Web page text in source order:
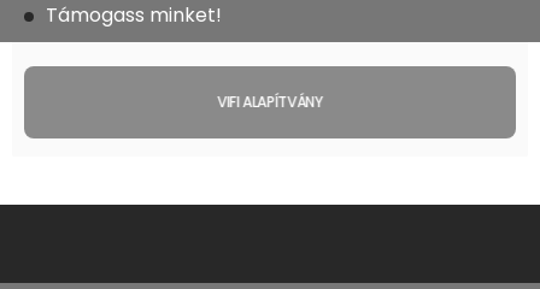
Támogass minket!
VIFI ALAPÍTVÁNY